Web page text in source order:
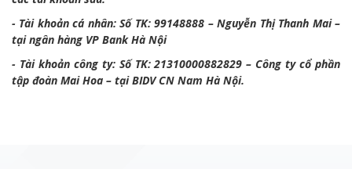
- Tài khoản cá nhân: Số TK: 99148888 – Nguyễn Thị Thanh Mai –
tại ngân hàng VP Bank Hà Nội
- Tài khoản công ty: Số TK: 21310000882829 – Công ty cổ phần
tập đoàn Mai Hoa – tại BIDV CN Nam Hà Nội.